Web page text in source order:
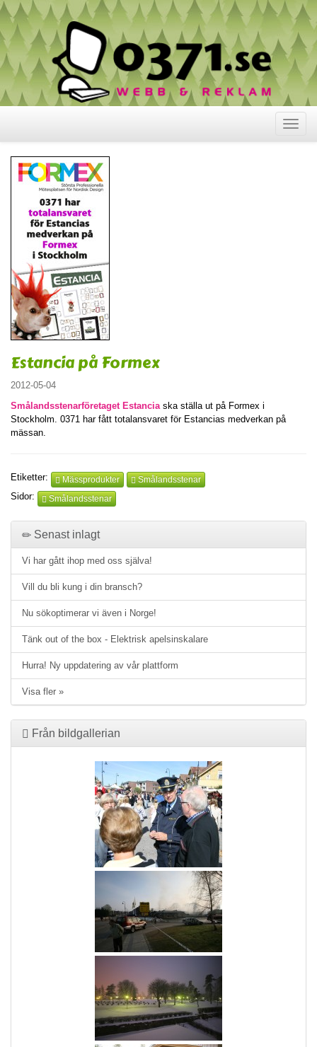
Visa
meny
Estancia på Formex
2012-05-04
Smålandsstenarföretaget Estanciaska ställa ut på Formex i
Stockholm. 0371 har fått totalansvaret för Estancias medverkan på
mässan.
Etiketter: Mässprodukter Smålandsstenar
Sidor: Smålandsstenar
Senast inlagt
Vi har gått ihop med oss själva!
Vill du bli kung i din bransch?
Nu sökoptimerar vi även i Norge!
Tänk out of the box - Elektrisk apelsinskalare
Hurra! Ny uppdatering av vår plattform
Visa fler »
Från bildgallerian